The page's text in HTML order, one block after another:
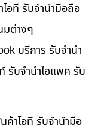
อที รับจำนำมือถือ
มต่างๆ
บริการ รับจำนำ
รับจำนำไอแพค รับ
ค้าไอที รับจำนำมือ